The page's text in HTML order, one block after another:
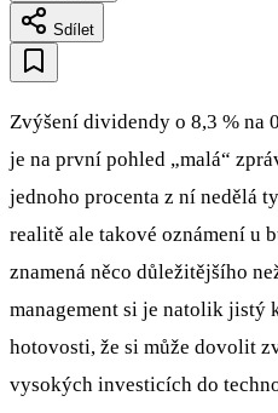
Sdílet
Zvýšení dividendy o 8,3 % na
je na první pohled „malá“
jednoho procenta z ní nedělá
realitě ale takové oznámení u
znamená něco důležitějšího
management si je natolik jistý
hotovosti, že si může dovolit
vysokých investicích do